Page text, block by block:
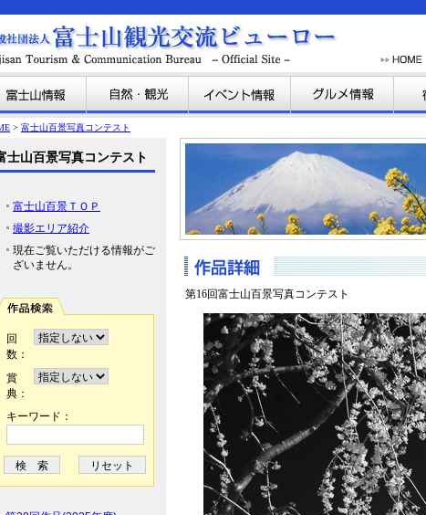
> 富士山百景写真コンテスト
士山百景写真コンテスト
富士山百景ＴＯＰ
撮影エリア紹介
現在ご覧いただける情報がご
ざいません。
回
数：
賞
典：
キーワード：
第16回富士山百景写真コンテスト